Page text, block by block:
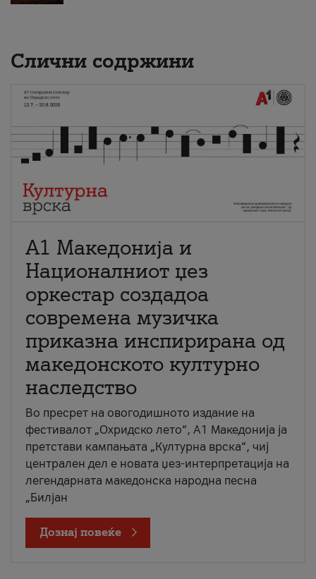
Слични содржини
А1 Македонија и
Националниот џез
оркестар создадоа
современа музичка
приказна инспирирана од
македонското културно
наследство
Во пресрет на овогодишното издание на
фестивалот „Охридско лето“, А1 Македонија ја
претстави кампањата „Културна врска“, чиј
централен дел е новата џез-интерпретација на
легендарната македонска народна песна
„Билјан
Дознај повеќе